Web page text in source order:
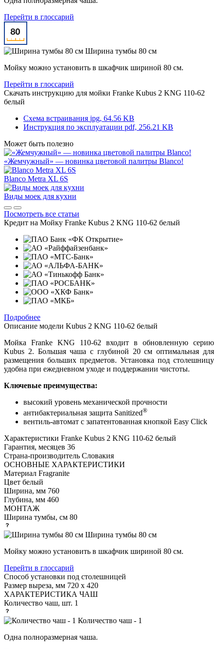
Перейти в глоссарий
Ширина тумбы 80 см
Мойку можно установить в шкафчик шириной 80 см.
Перейти в глоссарий
Скачать инструкцию для мойки Franke Kubus 2 KNG 110-62
белый
Схема встраивания jpg, 64.56 KB
Инструкция по эксплуатации pdf, 256.21 KB
Может быть полезно
«Жемчужный» — новинка цветовой палитры Blanco!
Blanco Metra XL 6S
Виды моек для кухни
Посмотреть все статьи
Кредит на Мойку Franke Kubus 2 KNG 110-62 белый
Подробнее
Описание модели Kubus 2 KNG 110-62 белый
Мойка Franke KNG 110-62 входит в обновленную серию
Kubus 2. Большая чаша с глубиной 20 см оптимальная для
размещения больших предметов. Установка под столешницу
удобна при ежедневном уходе и поддержании чистоты.
Ключевые преимущества:
высокий уровень механической прочности
антибактериальная защита Sanitized®
вентиль-автомат с запатентованная кнопкой Easy Click
Характеристики Franke Kubus 2 KNG 110-62 белый
Гарантия, месяцев 36
Страна-производитель Словакия
ОСНОВНЫЕ ХАРАКТЕРИСТИКИ
Материал Fragranite
Цвет белый
Ширина, мм 760
Глубина, мм 460
МОНТАЖ
Ширина тумбы, см 80
Ширина тумбы 80 см
Мойку можно установить в шкафчик шириной 80 см.
Перейти в глоссарий
Способ установки под столешницей
Размер выреза, мм 720 х 420
ХАРАКТЕРИСТИКА ЧАШ
Количество чаш, шт. 1
Количество чаш - 1
Одна полноразмерная чаша.